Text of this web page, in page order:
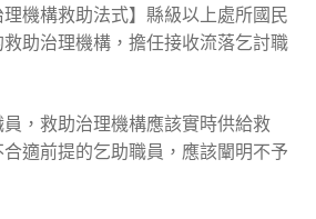
機構救助法式】縣級以上處所國民
助治理機構，擔任接收流落乞討職
，救助治理機構應該實時供給救
適前提的乞助職員，應該闡明不予